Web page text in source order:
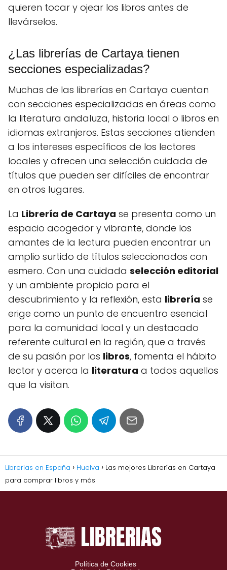
quieren tocar y ojear los libros antes de
llevárselos.
¿Las librerías de Cartaya tienen
secciones especializadas?
Muchas de las librerías en Cartaya cuentan
con secciones especializadas en áreas como
la literatura andaluza, historia local o libros en
idiomas extranjeros. Estas secciones atienden
a los intereses específicos de los lectores
locales y ofrecen una selección cuidada de
títulos que pueden ser difíciles de encontrar
en otros lugares.
La Librería de Cartaya se presenta como un
espacio acogedor y vibrante, donde los
amantes de la lectura pueden encontrar un
amplio surtido de títulos seleccionados con
esmero. Con una cuidada selección editorial
y un ambiente propicio para el
descubrimiento y la reflexión, esta librería se
erige como un punto de encuentro esencial
para la comunidad local y un destacado
referente cultural en la región, que a través
de su pasión por los libros, fomenta el hábito
lector y acerca la literatura a todos aquellos
que la visitan.
Librerias en España Huelva
Las mejores Librerías en Cartaya
para comprar libros y más
Política de Cookies